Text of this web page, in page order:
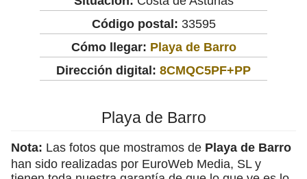
Código postal: 33595
Cómo llegar: Playa de Barro
Dirección digital: 8CMQC5PF+PP
Playa de Barro
Nota: Las fotos que mostramos de Playa de Barro
han sido realizadas por EuroWeb Media, SL y